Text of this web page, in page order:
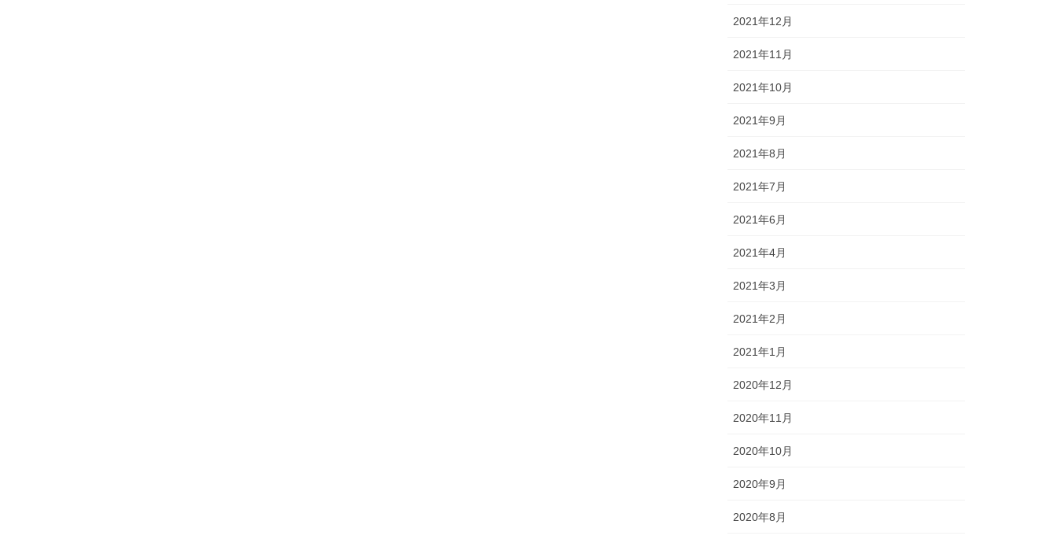
2021年12月
2021年11月
2021年10月
2021年9月
2021年8月
2021年7月
2021年6月
2021年4月
2021年3月
2021年2月
2021年1月
2020年12月
2020年11月
2020年10月
2020年9月
2020年8月